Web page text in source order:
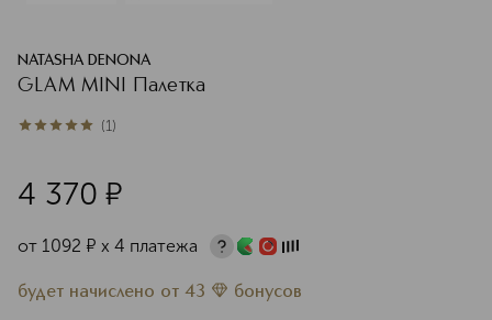
NATASHA DENONA
GLAM MINI Палетка
5из 51 (1)
4 370 ¤
от 1092 ¤ х 4 платежа
будет начислено от 43 бонусов